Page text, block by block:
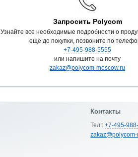
Запросить Polycom
Узнайте все необходимые подробности о
ещё до покупки, позвоните по
+7-495-988-5555
или напишите на почту
zakaz@polycom-moscow.ru
Контакты
Тел.:+7-495-